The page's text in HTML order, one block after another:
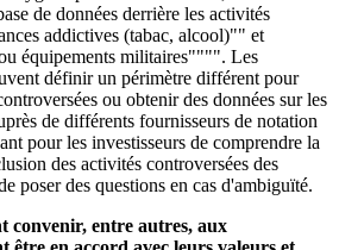
de données derrière les activités
addictives (tabac, alcool)"" et
équipements militaires"""". Les
définir un périmètre différent pour
ou obtenir des données sur les
de différents fournisseurs de notation
pour les investisseurs de comprendre la
des activités controversées des
poser des questions en cas d'ambiguïté.
convenir, entre autres, aux